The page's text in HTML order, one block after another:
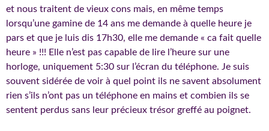
et nous traitent de vieux cons mais, en même temps
lorsqu’une gamine de 14 ans me demande à quelle heure je
pars et que je luis dis 17h30, elle me demande « ca fait quelle
heure » !!! Elle n’est pas capable de lire l’heure sur une
horloge, uniquement 5:30 sur l’écran du téléphone. Je suis
souvent sidérée de voir à quel point ils ne savent absolument
rien s’ils n’ont pas un téléphone en mains et combien ils se
sentent perdus sans leur précieux trésor greffé au poignet.